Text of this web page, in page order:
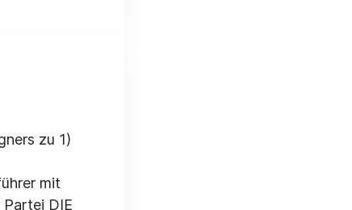
zu 1)
mit
DIE